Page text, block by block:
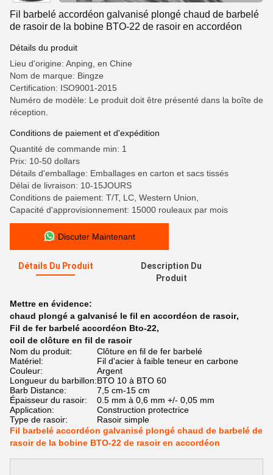
Fil barbelé accordéon galvanisé plongé chaud de barbelé
de rasoir de la bobine BTO-22 de rasoir en accordéon
Détails du produit
Lieu d'origine: Anping, en Chine
Nom de marque: Bingze
Certification: ISO9001-2015
Numéro de modèle: Le produit doit être présenté dans la boîte de
réception.
Conditions de paiement et d'expédition
Quantité de commande min: 1
Prix: 10-50 dollars
Détails d'emballage: Emballages en carton et sacs tissés
Délai de livraison: 10-15JOURS
Conditions de paiement: T/T, LC, Western Union,
Capacité d'approvisionnement: 15000 rouleaux par mois
Discuter Maintenant
Détails Du Produit
Description Du
Produit
Mettre en évidence:
chaud plongé a galvanisé le fil en accordéon de rasoir,
Fil de fer barbelé accordéon Bto-22,
coil de clôture en fil de rasoir
Nom du produit:
Clôture en fil de fer barbelé
Matériel:
Fil d'acier à faible teneur en carbone
Couleur:
Argent
Longueur du barbillon:BTO 10 à BTO 60
Barb Distance:
7,5 cm-15 cm
Épaisseur du rasoir:
0.5 mm à 0,6 mm +/- 0,05 mm
Application:
Construction protectrice
Type de rasoir:
Rasoir simple
Fil barbelé accordéon galvanisé plongé chaud de barbelé de
rasoir de la bobine BTO-22 de rasoir en accordéon